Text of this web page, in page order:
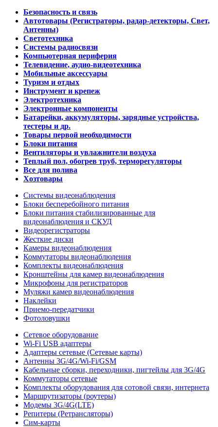
Безопасность и связь
Автотовары (Регистраторы, радар-детекторы, Свет,
Антенны)
Светотехника
Системы радиосвязи
Компьютерная периферия
Телевидение, аудио-видеотехника
Мобильные аксессуары
Туризм и отдых
Инструмент и крепеж
Электротехника
Электронные компоненты
Батарейки, аккумуляторы, зарядные устройства,
тестеры и др.
Товары первой необходимости
Блоки питания
Вентиляторы и увлажнители воздуха
Теплый пол, обогрев труб, терморегуляторы
Все для полива
Хозтовары
Системы видеонаблюдения
Блоки бесперебойного питания
Блоки питания стабилизированные для
видеонаблюдения и СКУД
Видеорегистраторы
Жесткие диски
Камеры видеонаблюдения
Коммутаторы видеонаблюдения
Комплекты видеонаблюдения
Кронштейны для камер видеонаблюдения
Микрофоны для регистраторов
Муляжи камер видеонаблюдения
Наклейки
Приемо-передатчики
Фотоловушки
Сетевое оборудование
Wi-Fi USB адаптеры
Адаптеры сетевые (Сетевые карты)
Антенны 3G/4G/Wi-Fi/GSM
Кабельные сборки, переходники, пигтейлы для 3G/4G
Коммутаторы сетевые
Комплекты оборудования для сотовой связи, интернета
Маршрутизаторы (роутеры)
Модемы 3G/4G(LTE)
Репитеры (Ретрансляторы)
Сим-карты